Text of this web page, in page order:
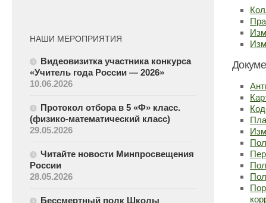
НАШИ МЕРОПРИЯТИЯ
Видеовизитка участника конкурса
«Учитель года России — 2026»
10.06.2026
Протокол отбора в 5 «Ф» класс.
(физико-математический класс)
29.05.2026
Читайте новости Минпросвещения
России
28.05.2026
Бессмертный полк Школы